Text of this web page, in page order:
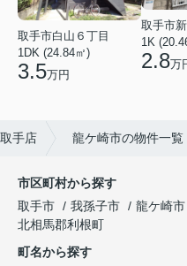
取手市白山６丁目
1DK (24.84㎡)
3.5万円
取手市
1K
2.8万
手店 龍ケ崎市の物件一覧
市区町村から探す
取手市
我孫子市 龍ケ崎市
北相馬郡利根町
町名から探す